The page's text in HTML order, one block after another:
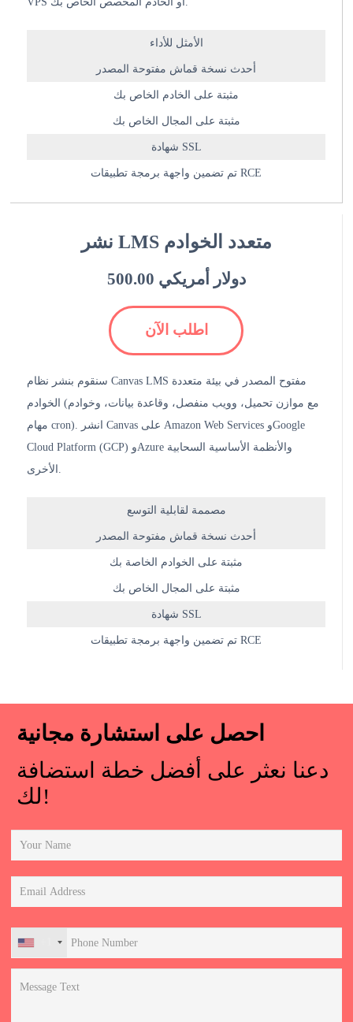
الأمثل للأداء
أحدث نسخة قماش مفتوحة المصدر
مثبتة على الخادم الخاص بك
مثبتة على المجال الخاص بك
شهادة SSL
تم تضمين واجهة برمجة تطبيقات RCE
نشر LMS متعدد الخوادم
500.00 دولار أمريكي
اطلب الآن
سنقوم بنشر نظام Canvas LMS مفتوح المصدر في بيئة متعددة
الخوادم (مع موازن تحميل، وويب منفصل، وقاعدة بيانات، وخوادم
مهام cron). انشر Canvas على Amazon Web Services وGoogle
Cloud Platform (GCP) وAzure والأنظمة الأساسية السحابية
مصممة لقابلية التوسع
أحدث نسخة قماش مفتوحة المصدر
مثبتة على الخوادم الخاصة بك
مثبتة على المجال الخاص بك
شهادة SSL
تم تضمين واجهة برمجة تطبيقات RCE
احصل على استشارة مجانية
دعنا نعثر على أفضل خطة استضافة
لك!